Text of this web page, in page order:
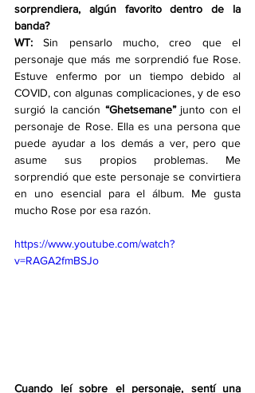
sorprendiera, algún favorito dentro de la
banda?
WT: Sin pensarlo mucho, creo que el
personaje que más me sorprendió fue Rose.
Estuve enfermo por un tiempo debido al
COVID, con algunas complicaciones, y de eso
surgió la canción “Ghetsemane” junto con el
personaje de Rose. Ella es una persona que
puede ayudar a los demás a ver, pero que
asume sus propios problemas. Me
sorprendió que este personaje se convirtiera
en uno esencial para el álbum. Me gusta
mucho Rose por esa razón.
https://www.youtube.com/watch?
v=RAGA2fmBSJo
Cuando leí sobre el personaje, sentí una